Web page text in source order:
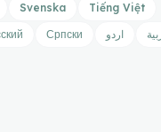
Svenska
Tiếng Việt
Српски اردو